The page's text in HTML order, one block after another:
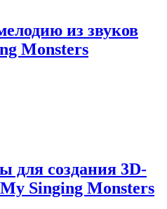
из звуков
Monsters
для создания 3D-
Singing Monsters